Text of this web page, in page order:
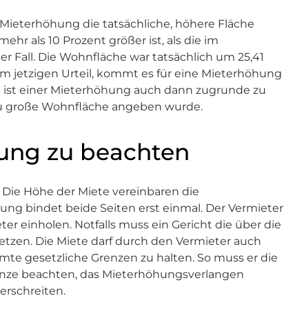
die tatsächliche, höhere Fläche
als 10 Prozent größer ist, als die im
Fall. Die Wohnfläche war tatsächlich um 25,41
jetzigen Urteil, kommt es für eine Mieterhöhung
einer Mieterhöhung auch dann zugrunde zu
Wohnfläche angeben wurde.
zu beachten
Höhe der Miete vereinbaren die
bindet beide Seiten erst einmal. Der Vermieter
einholen. Notfalls muss ein Gericht die über die
Die Miete darf durch den Vermieter auch
gesetzliche Grenzen zu halten. So muss er die
beachten, das Mieterhöhungsverlangen